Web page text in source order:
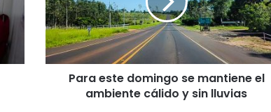
Para este domingo se mantiene el
ambiente cálido y sin lluvias